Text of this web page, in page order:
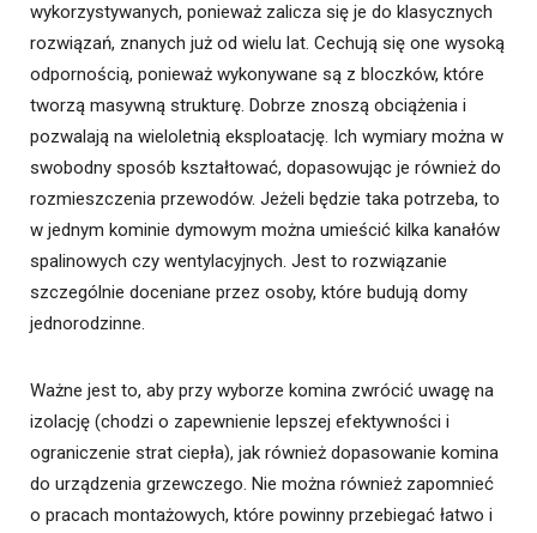
wykorzystywanych, ponieważ zalicza się je do klasycznych
rozwiązań, znanych już od wielu lat. Cechują się one wysoką
odpornością, ponieważ wykonywane są z bloczków, które
tworzą masywną strukturę. Dobrze znoszą obciążenia i
pozwalają na wieloletnią eksploatację. Ich wymiary można w
swobodny sposób kształtować, dopasowując je również do
rozmieszczenia przewodów. Jeżeli będzie taka potrzeba, to
w jednym kominie dymowym można umieścić kilka kanałów
spalinowych czy wentylacyjnych. Jest to rozwiązanie
szczególnie doceniane przez osoby, które budują domy
jednorodzinne.
Ważne jest to, aby przy wyborze komina zwrócić uwagę na
izolację (chodzi o zapewnienie lepszej efektywności i
ograniczenie strat ciepła), jak również dopasowanie komina
do urządzenia grzewczego. Nie można również zapomnieć
o pracach montażowych, które powinny przebiegać łatwo i